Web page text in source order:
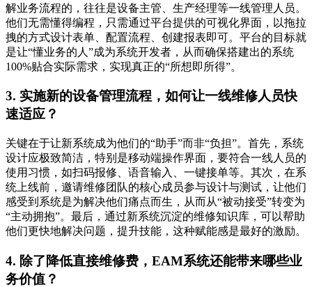
解业务流程的，往往是设备主管、生产经理等一线管理人员。
他们无需懂得编程，只需通过平台提供的可视化界面，以拖拉
拽的方式设计表单、配置流程、创建报表即可。平台的目标就
是让“懂业务的人”成为系统开发者，从而确保搭建出的系统
100%贴合实际需求，实现真正的“所想即所得”。
3. 实施新的设备管理流程，如何让一线维修人员快
速适应？
关键在于让新系统成为他们的“助手”而非“负担”。首先，系统
设计应极致简洁，特别是移动端操作界面，要符合一线人员的
使用习惯，如扫码报修、语音输入、一键接单等。其次，在系
统上线前，邀请维修团队的核心成员参与设计与测试，让他们
感受到系统是为解决他们痛点而生，从而从“被动接受”转变为
“主动拥抱”。最后，通过新系统沉淀的维修知识库，可以帮助
他们更快地解决问题，提升技能，这种赋能感是最好的激励。
4. 除了降低直接维修费，EAM系统还能带来哪些业
务价值？